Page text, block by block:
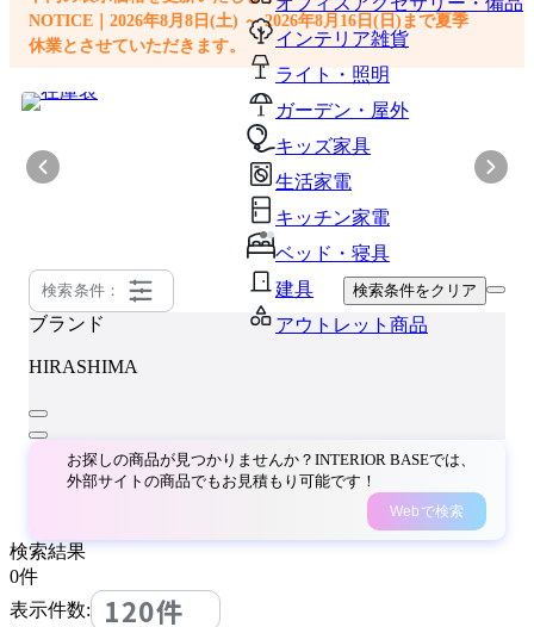
インテリア雑貨
ライト・照明
ガーデン・屋外
キッズ家具
生活家電
キッチン家電
ベッド・寝具
建具
アウトレット商品
NOTICE｜2026年8月8日(土) ～ 2026年8月16日(日)まで夏季
休業とさせていただきます。
検索条件： 検索条件をクリア
ブランド
HIRASHIMA
お探しの商品が見つかりませんか？INTERIOR BASEでは、
外部サイトの商品でもお見積もり可能です！
Webで検索
検索結果
0件
表示件数:
120件